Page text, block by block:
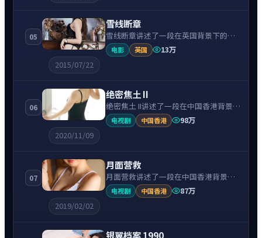
05
雪线断章
雪线断章讲述了一段在英国背景下的悬
疑故事，围绕蒂尔达·斯文顿饰演的主
角逐层展开，人物动机与命运转折相互
电影 英国
13万
2015/07/22
06
绝密焦土 II
绝密焦土 II讲述了一段在中国香港背景下
的冒险故事，围绕周润发饰演的主角逐
层展开，人物动机与命运转折相互牵
电视剧 中国香港
98万
2020/11/09
07
月面营救
月面营救讲述了一段在中国香港背景下
的冒险故事，围绕黄秋生饰演的主角逐
层展开，人物动机与命运转折相互牵
电视剧 中国香港
87万
2019/02/02
银翼档案 1990